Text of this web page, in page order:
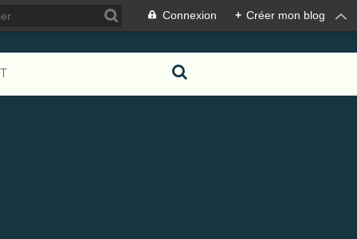
Connexion + Créer mon blog